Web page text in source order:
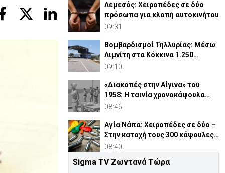
Λεμεσός: Χειροπέδες σε δύο
πρόσωπα για κλοπή αυτοκινήτου
09:31
Βομβαρδισμοί Τηλλυρίας: Μέσω
Λιμνίτη στα Κόκκινα 1.250
Τουρκοκύπριοι
09:10
«Διακοπές στην Αίγινα» του
1958: Η ταινία χρονοκάψουλα
μιας Ελλάδας που χάθηκε
08:46
Αγία Νάπα: Χειροπέδες σε δύο –
Στην κατοχή τους 300 κάψουλες
«laughing gas»
08:40
Κολομβία: Ο Αμπελάρδο ντε λα
Sigma TV Ζωντανά Τώρα